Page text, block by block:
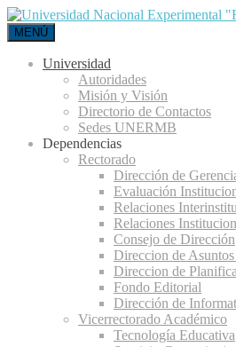
MENÚ
Universidad
Autoridades
Misión y Visión
Directorio de Contactos
Sedes UNERMB
Dependencias
Rectorado
Dirección de
Evaluación
Relaciones
Relaciones
Consejo de Dirección
Direccion de
Direccion de
Fondo Editorial
Dirección de
Vicerrectorado Académico
Tecnología Educativa